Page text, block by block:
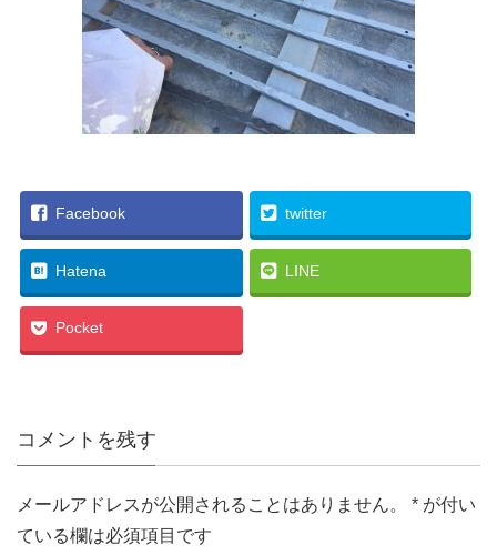
Facebook twitter
Hatena LINE
Pocket
コメントを残す
メールアドレスが公開されることはありません。 * が付い
ている欄は必須項目です